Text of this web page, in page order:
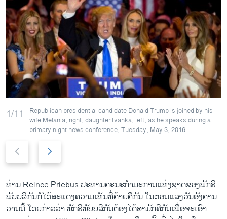
1/11
Republican presidential candidate Donald Trump is joined by his
wife Melania, right, daughter Ivanka, left, as he speaks during a
primary night news conference, Tuesday, May 3, 2016.
e
v
i
o
x
t
s
l
ທ່ານ Reince Priebus ປະທານຄະນະ​ກຳມະການ​ແຫ່ງ​ຊາດ​ຂອງ​ພັກ​ຣີ
ພັບ​ບລີ​ກັນກໍ​ໄດ້​ສະ​ແດງ​ຄວາມ​ເຫັນ​ທີ່​ຄ້າຍຄື​ກັນ ​ໃນ​ຕອນ​ແລງວັນ​ອັງຄານ​
ວານ​ນີ້ ​ໂດຍ​ກ່າວວ່າ ພັກ​ຣີພັບ​ບລີ​ກັນ​ຕ້ອງ​ໄດ້​ສາມັກຄີ​ກັນເພື່ອ​ຈະ​ເອົາ​